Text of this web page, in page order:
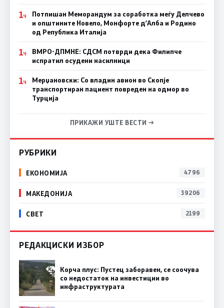
1Ч
Потпишан Меморандум за соработка меѓу Делчево
и општините Новело, Монфорте д’Алба и Родино
од Република Италија
1Ч
ВМРО-ДПМНЕ: СДСM потврди дека Филипче
испратил осудени насилници
1Ч
Мерџановски: Со владин авион во Скопје
транспортиран пациент повреден на одмор во
Турција
ПРИКАЖИ УШТЕ ВЕСТИ →
РУБРИКИ
ЕКОНОМИЈА 4796
МАКЕДОНИЈА 39206
СВЕТ 2199
РЕДАКЦИСКИ ИЗБОР
Корча плус: Пустец заборавен, се соочува
со недостаток на инвестиции во
инфраструктурата